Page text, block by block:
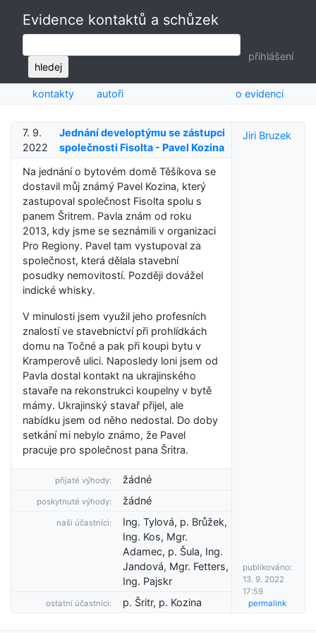
Evidence kontaktů a schůzek
hledej
přihlášení
kontakty autoři o evidenci
7. 9.
2022
Jednání developtýmu se zástupci
společnosti Fisolta - Pavel Kozina
Na jednání o bytovém domě Těšíkova se
dostavil můj známý Pavel Kozina, který
zastupoval společnost Fisolta spolu s
panem Šritrem. Pavla znám od roku
2013, kdy jsme se seznámili v organizaci
Pro Regiony. Pavel tam vystupoval za
společnost, která dělala stavební
posudky nemovitostí. Později dovážel
indické whisky.
V minulosti jsem využil jeho profesních
znalostí ve stavebnictví při prohlídkách
domu na Točné a pak při koupi bytu v
Kramperově ulici. Naposledy loni jsem od
Pavla dostal kontakt na ukrajinského
stavaře na rekonstrukci koupelny v bytě
mámy. Ukrajinský stavař přijel, ale
nabídku jsem od něho nedostal. Do doby
setkání mi nebylo známo, že Pavel
pracuje pro společnost pana Šritra.
přijaté výhody: žádné
poskytnuté výhody: žádné
naši účastníci:
Ing. Tylová, p. Brůžek,
Ing. Kos, Mgr.
Adamec, p. Šula, Ing.
Jandová, Mgr. Fetters,
Ing. Pajskr
ostatní účastníci: p. Šritr, p. Kozina
Jiri Bruzek
publikováno:
13. 9. 2022
17:59
permalink